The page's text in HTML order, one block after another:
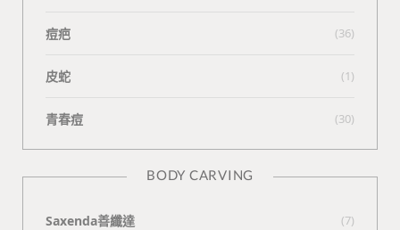
痘疤 (36)
皮蛇 (1)
青春痘 (30)
BODY CARVING
Saxenda善纖達 (7)